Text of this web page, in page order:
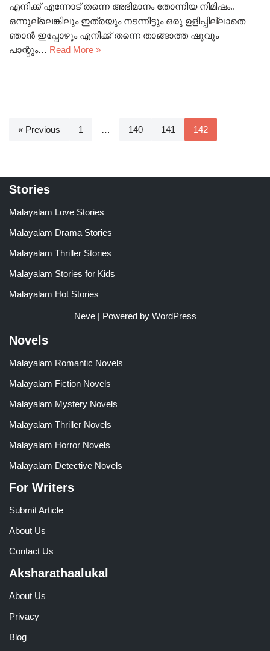
എനിക്ക് എന്നോട് തന്നെ അഭിമാനം തോന്നിയ നിമിഷം..
ഒന്നുല്ലെങ്കിലും ഇത്രയും നടന്നിട്ടും ഒരു ഉളിപ്പില്ലാതെ
ഞാൻ ഇപ്പോഴും എനിക്ക് തന്നെ താങ്ങാത്ത ഷൂവും
പാന്റും… Read More »
« Previous 1 … 140 141 142
Stories
Malayalam Love Stories
Malayalam Drama Stories
Malayalam Thriller Stories
Malayalam Stories for Kids
Malayalam Hot Stories
Neve| Powered by WordPress
Novels
Malayalam Romantic Novels
Malayalam Fiction Novels
Malayalam Mystery Novels
Malayalam Thriller Novels
Malayalam Horror Novels
Malayalam Detective Novels
For Writers
Submit Article
About Us
Contact Us
Aksharathaalukal
About Us
Privacy
Blog